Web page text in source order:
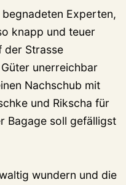
Experten,
knapp und teuer
der Strasse
unerreichbar
Nachschub mit
und Rikscha für
Bagage soll gefälligst
wundern und die